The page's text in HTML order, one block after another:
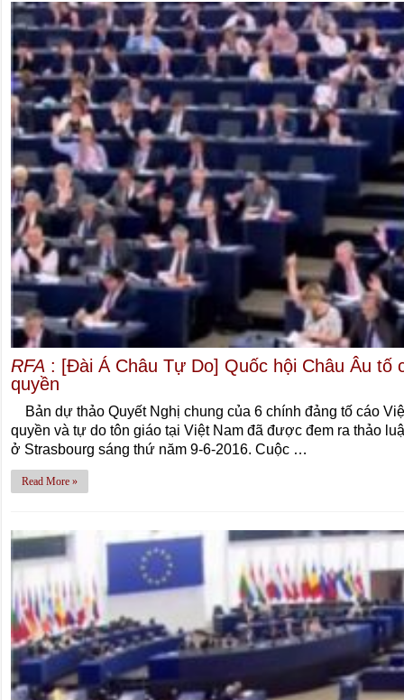
RFA : [Đài Á Châu Tự Do] Quốc hội Châu Âu tố
quyền
Bản dự thảo Quyết Nghị chung của 6 chính đảng tố cáo
quyền và tự do tôn giáo tại Việt Nam đã được đem ra thảo
ở Strasbourg sáng thứ năm 9-6-2016. Cuộc …
Read More »